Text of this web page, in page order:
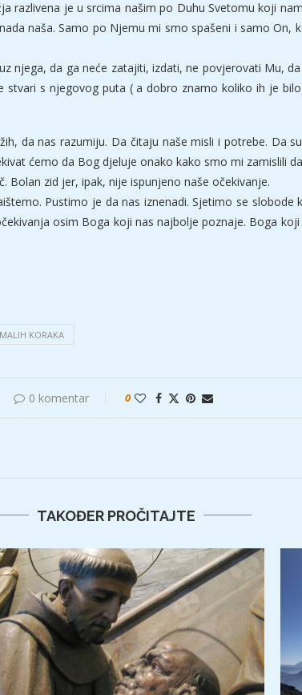
razlivena je u srcima našim po Duhu Svetomu koji
naša. Samo po Njemu mi smo spašeni i samo On,
njega, da ga neće zatajiti, izdati, ne povjerovati Mu,
s njegovog puta ( a dobro znamo koliko ih je
da nas razumiju. Da čitaju naše misli i potrebe. Da
ćemo da Bog djeluje onako kako smo mi zamislili
zid jer, ipak, nije ispunjeno naše očekivanje.
Pustimo je da nas iznenadi. Sjetimo se
osim Boga koji nas najbolje poznaje. Boga
KORAKA
0 komentar 0
TAKOĐER PROČITAJTE